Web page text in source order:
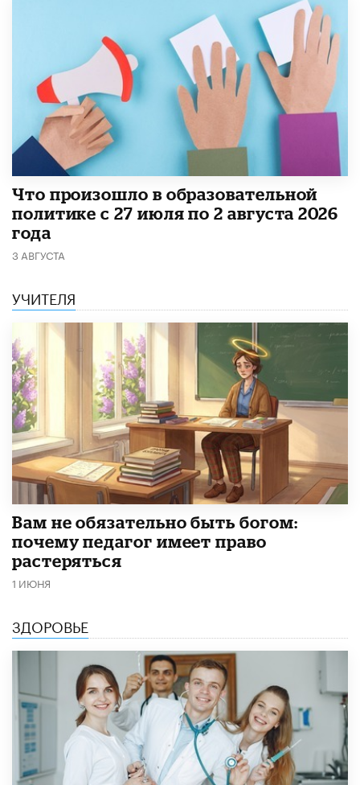
​Что произошло в образовательной
политике с 27 июля по 2 августа 2026
года
3 АВГУСТА
УЧИТЕЛЯ
​Вам не обязательно быть богом:
почему педагог имеет право
растеряться
1 ИЮНЯ
ЗДОРОВЬЕ